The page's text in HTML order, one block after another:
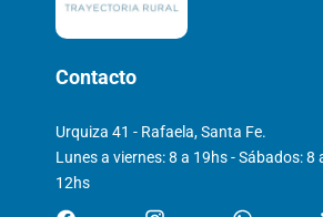
Contacto
Urquiza 41 - Rafaela, Santa Fe.
Lunes a viernes: 8 a 19hs - Sábados: 8
12hs